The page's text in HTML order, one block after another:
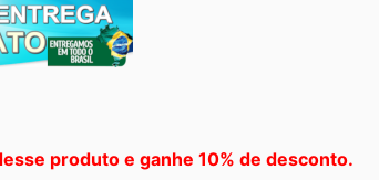
produto e ganhe 10% de desconto.